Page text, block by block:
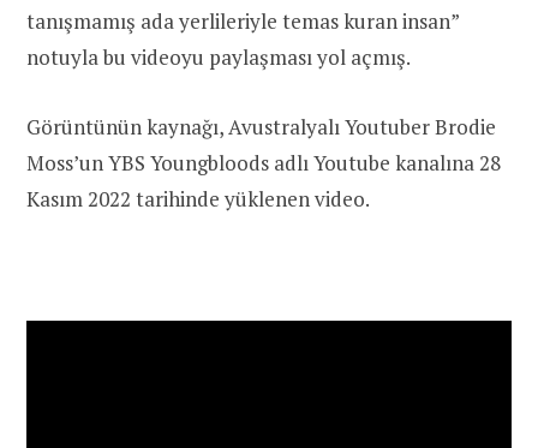
tanışmamış ada yerlileriyle temas kuran insan”
notuyla bu videoyu paylaşması yol açmış.
Görüntünün kaynağı, Avustralyalı Youtuber Brodie
Moss’un YBS Youngbloods adlı Youtube kanalına 28
Kasım 2022 tarihinde yüklenen video.